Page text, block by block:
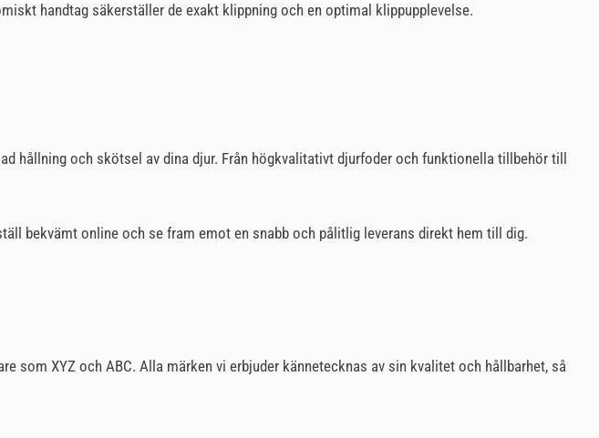
handtag säkerställer de exakt klippning och en optimal klippupplevelse.
hållning och skötsel av dina djur. Från högkvalitativt djurfoder och funktionella tillbehör till
bekvämt online och se fram emot en snabb och pålitlig leverans direkt hem till dig.
som XYZ och ABC. Alla märken vi erbjuder kännetecknas av sin kvalitet och hållbarhet, så